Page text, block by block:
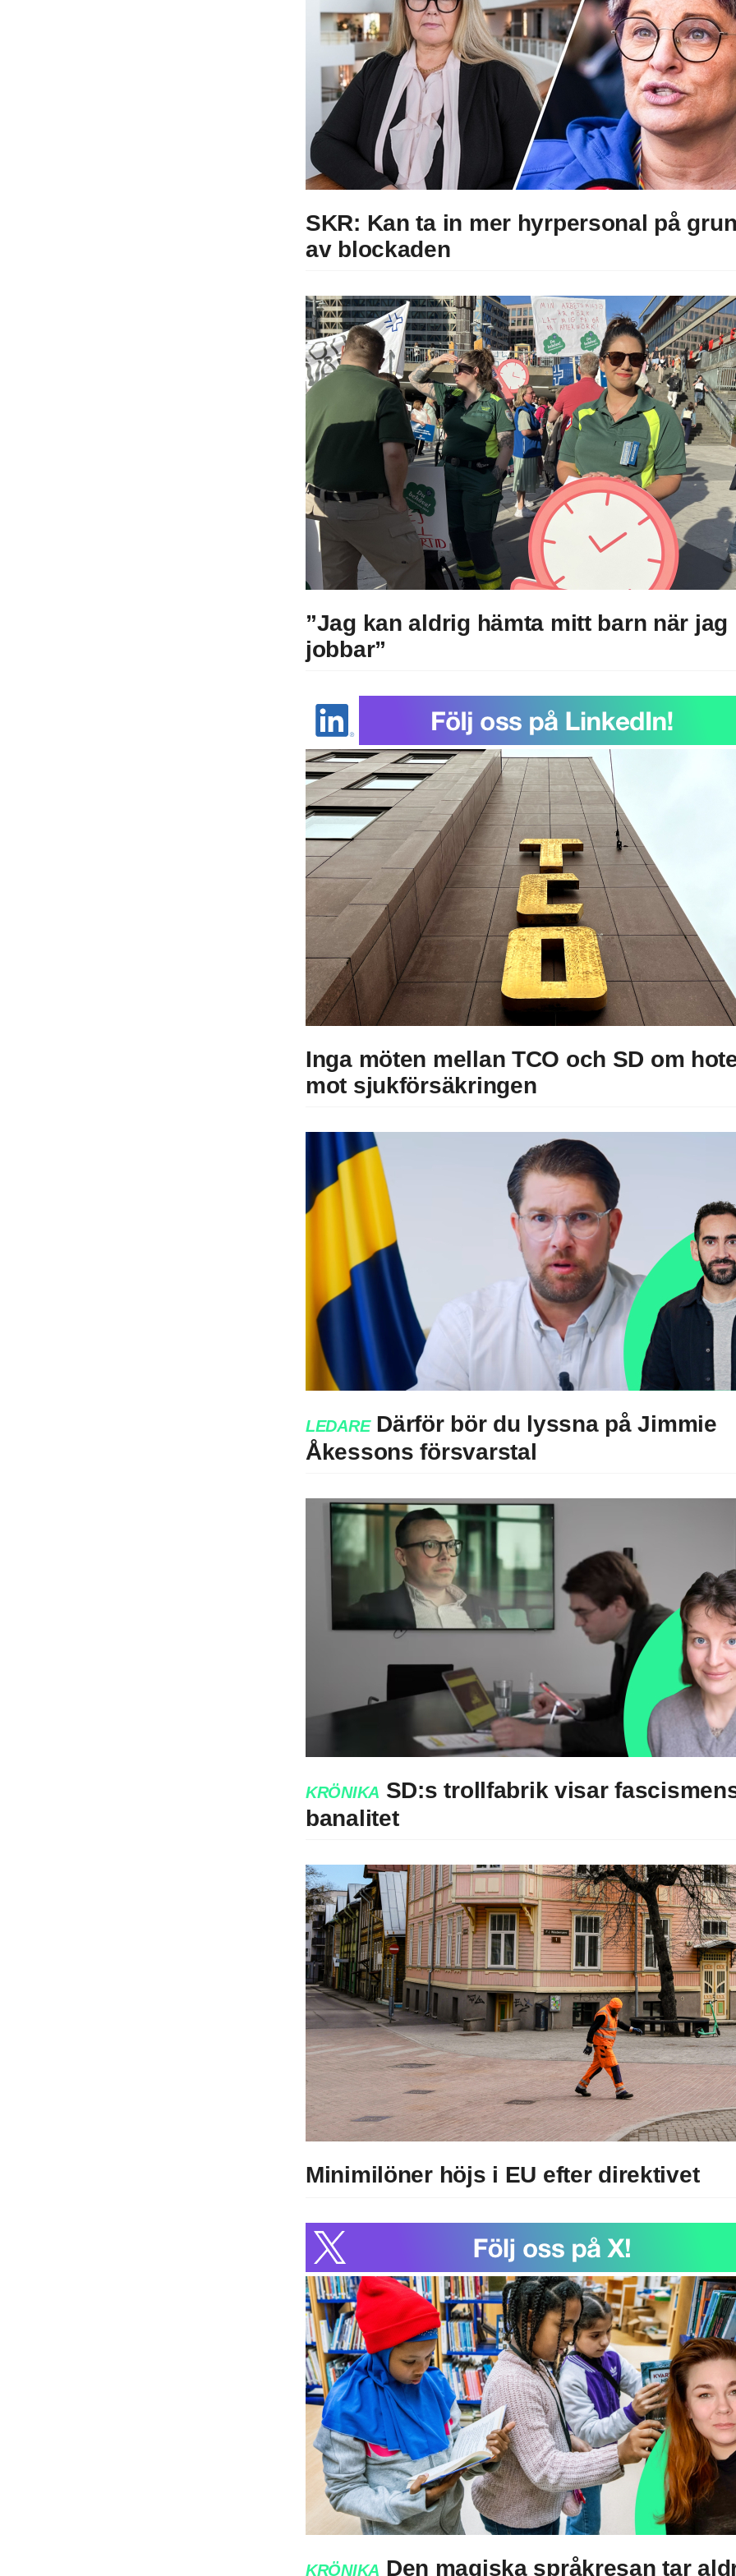
SKR: Kan ta in merhyrpersonal på
av blockaden
”Jag kan aldrig hämta mitt barn när jag
jobbar”
Inga möten mellan TCO och SD om
mot sjukförsäkringen
LEDARE Därför bör du lyssna på Jimmie
Åkessons försvarstal
KRÖNIKA SD:s trollfabrik visar
banalitet
Minimilöner höjs i EU efter direktivet
KRÖNIKA Den magiska språkresan tar